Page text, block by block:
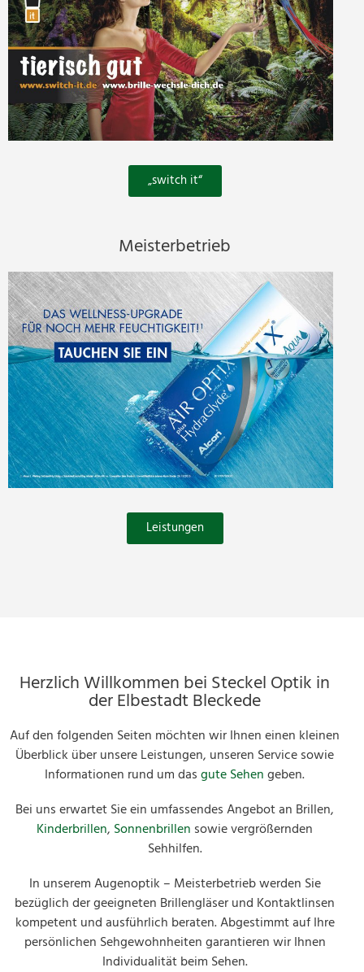
„switch it“
Meisterbetrieb
Leistungen
Herzlich Willkommen bei Steckel Optik in
der Elbestadt Bleckede
Auf den folgenden Seiten möchten wir Ihnen einen kleinen
Überblick über unsere Leistungen, unseren Service sowie
Informationen rund um dasgute Sehengeben.
Bei uns erwartet Sie ein umfassendes Angebot an Brillen,
Kinderbrillen, Sonnenbrillen sowie vergrößernden
Sehhilfen.
In unserem Augenoptik – Meisterbetrieb werden Sie
bezüglich der geeigneten Brillengläser und Kontaktlinsen
kompetent und ausführlich beraten. Abgestimmt auf Ihre
persönlichen Sehgewohnheiten garantieren wir Ihnen
Individualität beim Sehen.